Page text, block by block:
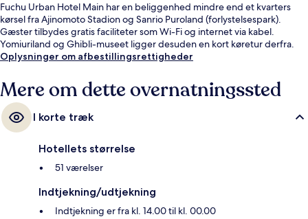
Fuchu Urban Hotel Main har en beliggenhed mindre end et kvarters
kørsel fra Ajinomoto Stadion og Sanrio Puroland (forlystelsespark).
Gæster tilbydes gratis faciliteter som Wi-Fi og internet via kabel.
Yomiuriland og Ghibli-museet ligger desuden en kort køretur derfra.
Oplysninger om afbestillingsrettigheder
Mere om dette overnatningssted
I korte træk
Hotellets størrelse
51 værelser
Indtjekning/udtjekning
Indtjekning er fra kl. 14.00 til kl. 00.00